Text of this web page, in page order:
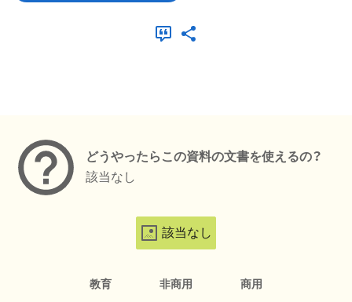
どうやったらこの資料の文書を使えるの？
該当なし
該当なし
教育 非商用 商用